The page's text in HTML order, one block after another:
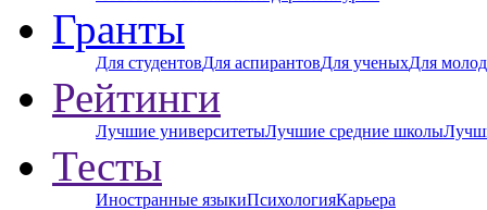
Гранты
Для студентовДля аспирантовДля ученыхДля
Рейтинги
Лучшие университетыЛучшие средние школы
Тесты
Иностранные языкиПсихологияКарьера